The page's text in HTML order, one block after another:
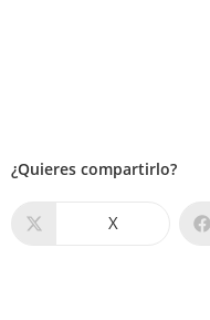
¿Quieres compartirlo?
X